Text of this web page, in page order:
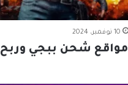
10 نوفمبر، 2024
أفضل 3 مواقع شحن ببجي